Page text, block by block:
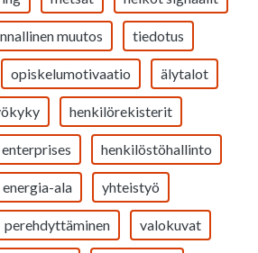
muutos tiedotus
opiskelumotivaatio älytalot
henkilörekisterit
enterprises henkilöstöhallinto
energia-ala yhteistyö
perehdyttäminen valokuvat